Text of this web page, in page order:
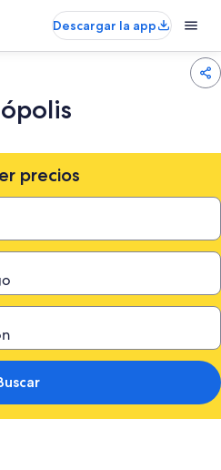
Descargar la app
precios